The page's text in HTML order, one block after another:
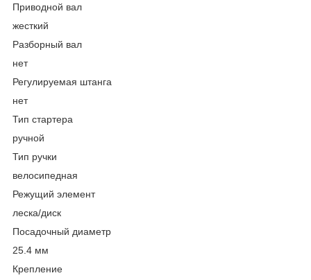
Приводной вал
жесткий
Разборный вал
нет
Регулируемая штанга
нет
Тип стартера
ручной
Тип ручки
велосипедная
Режущий элемент
леска/диск
Посадочный диаметр
25.4 мм
Крепление